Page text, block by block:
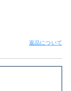
返品について